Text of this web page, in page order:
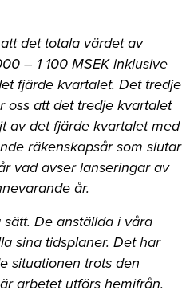
det totala värdet av
– 1 100 MSEK inklusive
fjärde kvartalet. Det tredje
oss att det tredje kvartalet
av det fjärde kvartalet med
räkenskapsår som slutar
vad avser lanseringar av
år.
De anställda i våra
sina tidsplaner. Det har
situationen trots den
arbetet utförs hemifrån.